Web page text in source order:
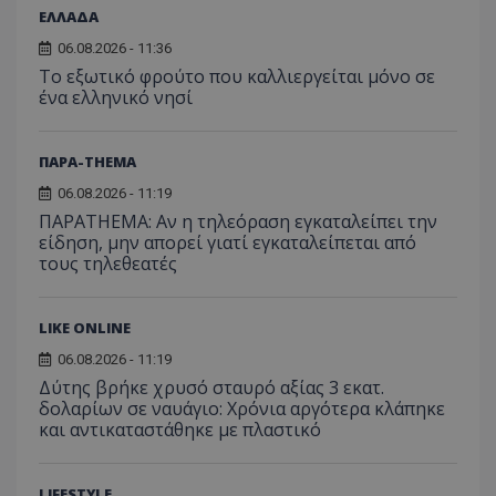
ΕΛΛΑΔΑ
06.08.2026 - 11:36
Το εξωτικό φρούτο που καλλιεργείται μόνο σε
ένα ελληνικό νησί
ΠΑΡΑ-THEMA
06.08.2026 - 11:19
ΠΑΡΑTHEMA: Αν η τηλεόραση εγκαταλείπει την
είδηση, μην απορεί γιατί εγκαταλείπεται από
τους τηλεθεατές
LIKE ONLINE
06.08.2026 - 11:19
Δύτης βρήκε χρυσό σταυρό αξίας 3 εκατ.
δολαρίων σε ναυάγιο: Χρόνια αργότερα κλάπηκε
και αντικαταστάθηκε με πλαστικό